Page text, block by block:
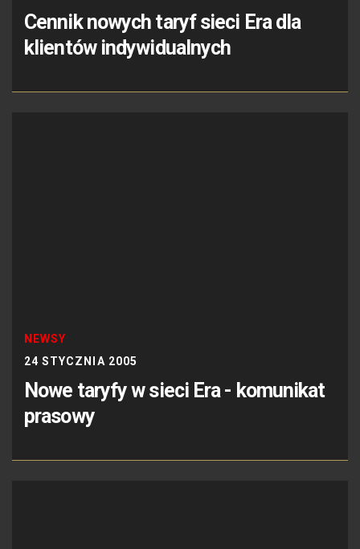
Cennik nowych taryf sieci Era dla
klientów indywidualnych
NEWSY
24 STYCZNIA 2005
Nowe taryfy w sieci Era - komunikat
prasowy